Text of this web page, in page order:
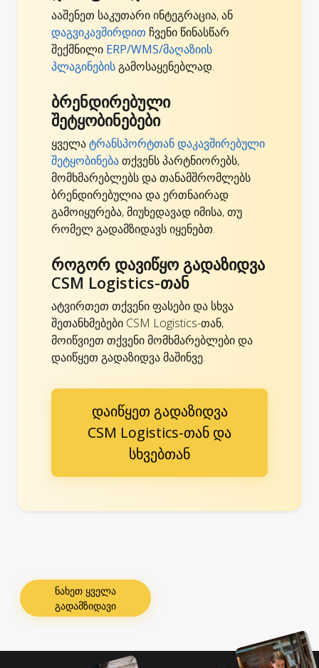
ააშენეთ საკუთარი ინტეგრაცია, ან
დაგვიკავშირდით ჩვენი წინასწარ
შექმნილი ERP/WMS/მაღაზიის
პლაგინებისგამოსაყენებლად.
ბრენდირებული
შეტყობინებები
ყველატრანსპორტთან დაკავშირებული
შეტყობინებათქვენს პარტნიორებს,
მომხმარებლებს და თანამშრომლებს
ბრენდირებულია და ერთნაირად
გამოიყურება, მიუხედავად იმისა, თუ
რომელ გადამზიდავს იყენებთ.
როგორ დავიწყო გადაზიდვა
CSM Logistics-თან
ატვირთეთ თქვენი ფასები და სხვა
შეთანხმებები CSM Logistics-თან,
მოიწვიეთ თქვენი მომხმარებლები და
დაიწყეთ გადაზიდვა მაშინვე.
დაიწყეთ გადაზიდვა
CSM Logistics-თან და
სხვებთან
ნახეთ ყველა
გადამზიდავი